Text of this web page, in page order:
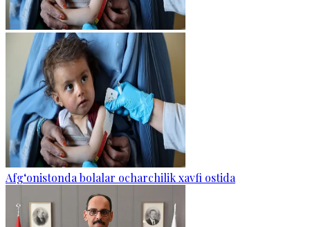
Afg‘onistonda bolalar ocharchilik xavfi ostida